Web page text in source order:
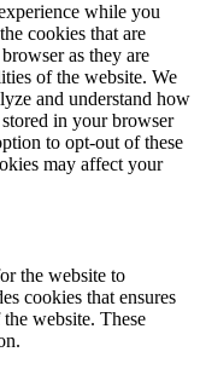
while you
cookies that are
as they are
of the website. We
and understand how
in your browser
to opt-out of these
may affect your
the website to
cookies that ensures
website. These